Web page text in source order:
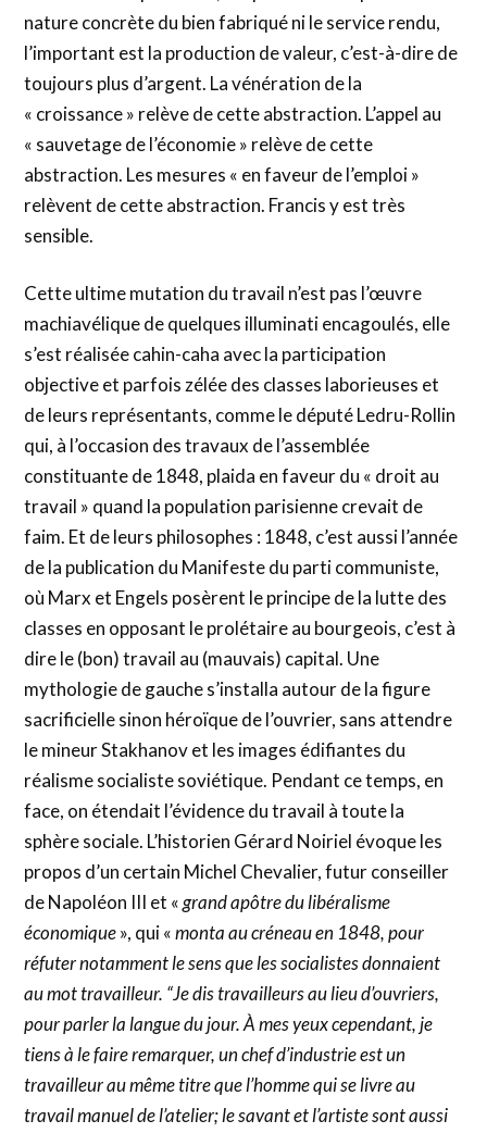
nature concrète du bien fabriqué ni le service rendu,
l’important est la production de valeur, c’est-à-dire de
toujours plus d’argent. La vénération de la
« croissance » relève de cette abstraction. L’appel au
« sauvetage de l’économie » relève de cette
abstraction. Les mesures « en faveur de l’emploi »
relèvent de cette abstraction. Francis y est très
sensible.
Cette ultime mutation du travail n’est pas l’œuvre
machiavélique de quelques illuminati encagoulés, elle
s’est réalisée cahin-caha avec la participation
objective et parfois zélée des classes laborieuses et
de leurs représentants, comme le député Ledru-Rollin
qui, à l’occasion des travaux de l’assemblée
constituante de 1848, plaida en faveur du « droit au
travail » quand la population parisienne crevait de
faim. Et de leurs philosophes : 1848, c’est aussi l’année
de la publication du Manifeste du parti communiste,
où Marx et Engels posèrent le principe de la lutte des
classes en opposant le prolétaire au bourgeois, c’est à
dire le (bon) travail au (mauvais) capital. Une
mythologie de gauche s’installa autour de la figure
sacrificielle sinon héroïque de l’ouvrier, sans attendre
le mineur Stakhanov et les images édifiantes du
réalisme socialiste soviétique. Pendant ce temps, en
face, on étendait l’évidence du travail à toute la
sphère sociale. L’historien Gérard Noiriel évoque les
propos d’un certain Michel Chevalier, futur conseiller
de Napoléon III et «grand apôtre du libéralisme
économique», qui «monta au créneau en 1848, pour
réfuter notamment le sens que les socialistes donnaient
au mot travailleur. “Je dis travailleurs au lieu d’ouvriers,
pour parler la langue du jour. À mes yeux cependant, je
tiens à le faire remarquer, un chef d’industrie est un
travailleur au même titre que l’homme qui se livre au
travail manuel de l’atelier; le savant et l’artiste sont aussi